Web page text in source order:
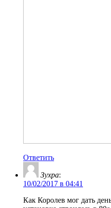
Ответить
Зухра:
10/02/2017 в 04:41
Как Королев мог дать